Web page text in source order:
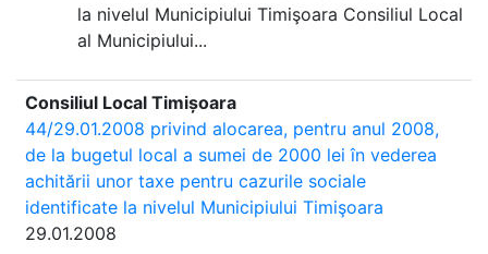
la nivelul Municipiului Timişoara Consiliul Local
al Municipiului...
Consiliul Local Timișoara
44/29.01.2008 privind alocarea, pentru anul 2008,
de la bugetul local a sumei de 2000 lei în vederea
achitării unor taxe pentru cazurile sociale
identificate la nivelul Municipiului Timişoara
29.01.2008